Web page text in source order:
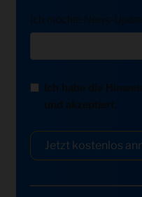
Ich möchte News-
Ich habe die
und akzeptiert.
Jetzt kostenlos